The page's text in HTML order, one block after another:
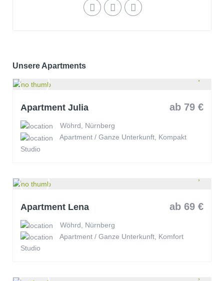
Unsere Apartments
ab 79 €
Apartment Julia
Wöhrd, Nürnberg
Apartment / Ganze Unterkunft, Kompakt
Studio
ab 69 €
Apartment Lena
Wöhrd, Nürnberg
Apartment / Ganze Unterkunft, Komfort
Studio